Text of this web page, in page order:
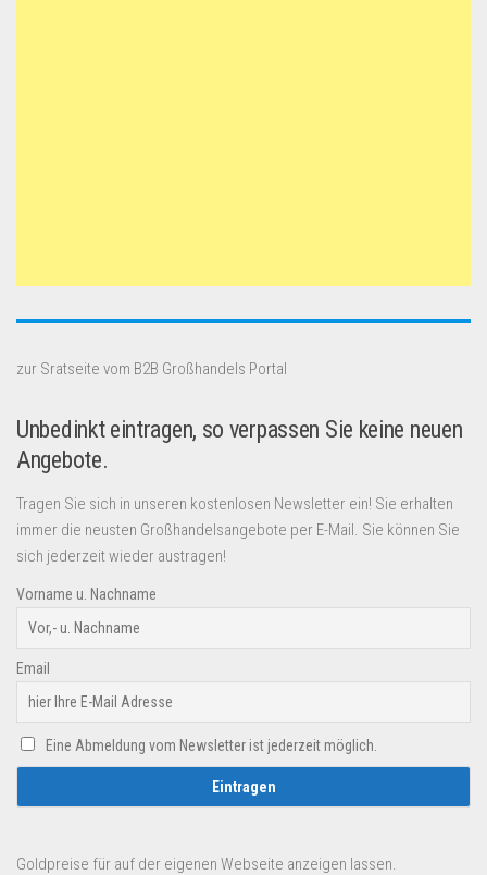
zur Sratseite vom B2B Großhandels Portal
Unbedinkt eintragen, so verpassen Sie keine neuen
Angebote.
Tragen Sie sich in unseren kostenlosen Newsletter ein! Sie erhalten
immer die neusten Großhandelsangebote per E-Mail. Sie können Sie
sich jederzeit wieder austragen!
Vorname u. Nachname
Email
Eine Abmeldung vom Newsletter ist jederzeit möglich.
Goldpreise für auf der eigenen Webseite anzeigen lassen.